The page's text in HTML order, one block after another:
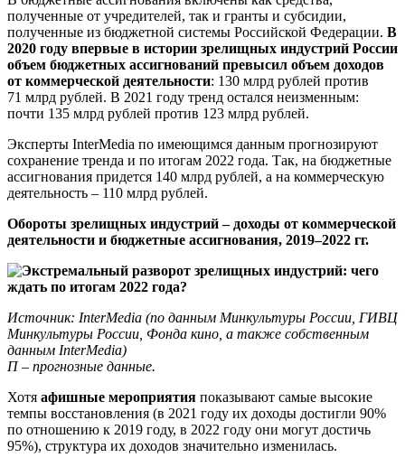
полученные от учредителей, так и гранты и субсидии,
полученные из бюджетной системы Российской Федерации. В
2020 году впервые в истории зрелищных индустрий России
объем бюджетных ассигнований превысил объем доходов
от коммерческой деятельности: 130 млрд рублей против
71 млрд рублей. В 2021 году тренд остался неизменным:
почти 135 млрд рублей против 123 млрд рублей.
Эксперты InterMedia по имеющимся данным прогнозируют
сохранение тренда и по итогам 2022 года. Так, на бюджетные
ассигнования придется 140 млрд рублей, а на коммерческую
деятельность – 110 млрд рублей.
Обороты зрелищных индустрий – доходы от коммерческой
деятельности и бюджетные ассигнования, 2019–2022 гг.
Источник: InterMedia (по данным Минкультуры России, ГИВЦ
Минкультуры России, Фонда кино, а также собственным
данным InterMedia)
П – прогнозные данные.
Хотя афишные мероприятия показывают самые высокие
темпы восстановления (в 2021 году их доходы достигли 90%
по отношению к 2019 году, в 2022 году они могут достичь
95%), структура их доходов значительно изменилась.